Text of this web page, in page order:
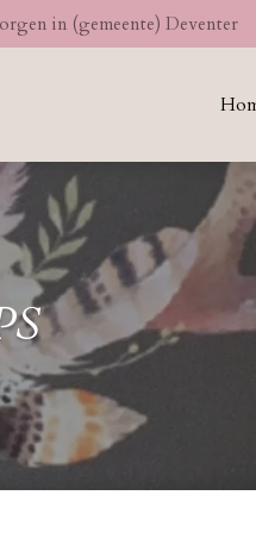
in (gemeente) Deventer